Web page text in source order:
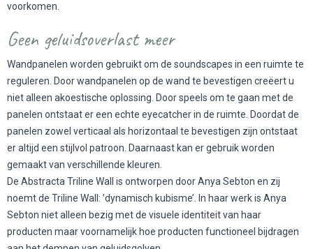
voorkomen.
Geen geluidsoverlast meer
Wandpanelen worden gebruikt om de soundscapes in een ruimte te
reguleren. Door wandpanelen op de wand te bevestigen creëert u
niet alleen akoestische oplossing. Door speels om te gaan met de
panelen ontstaat er een echte eyecatcher in de ruimte. Doordat de
panelen zowel verticaal als horizontaal te bevestigen zijn ontstaat
er altijd een stijlvol patroon. Daarnaast kan er gebruik worden
gemaakt van verschillende kleuren.
De Abstracta Triline Wall is ontworpen door Anya Sebton en zij
noemt de Triline Wall: ’dynamisch kubisme’. In haar werk is Anya
Sebton niet alleen bezig met de visuele identiteit van haar
producten maar voornamelijk hoe producten functioneel bijdragen